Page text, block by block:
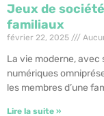
Jeux de
familiaux
février 22, 2025
La vie moderne,
numériques
les membres d’une
Lire la suite »